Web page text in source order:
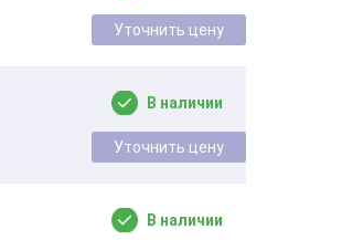
Уточнить цену
В наличии
Уточнить цену
В наличии